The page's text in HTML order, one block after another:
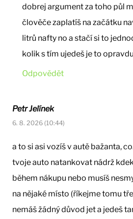
dobrej argument za toho půl
člověče zaplatíš na začátku
litrů nafty no a stačí si to
kolik s tím ujedeš je to
Odpovědět
Petr Jelínek
6. 8. 2026 (10:44)
a to si asi vozíš v autě bažanta,
tvoje auto natankovat nádrž
během nákupu nebo musíš
na nějaké místo (říkejme tomu
nemáš žádný důvod jet a jedeš